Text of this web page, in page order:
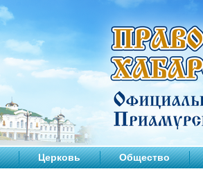
Церковь Общество